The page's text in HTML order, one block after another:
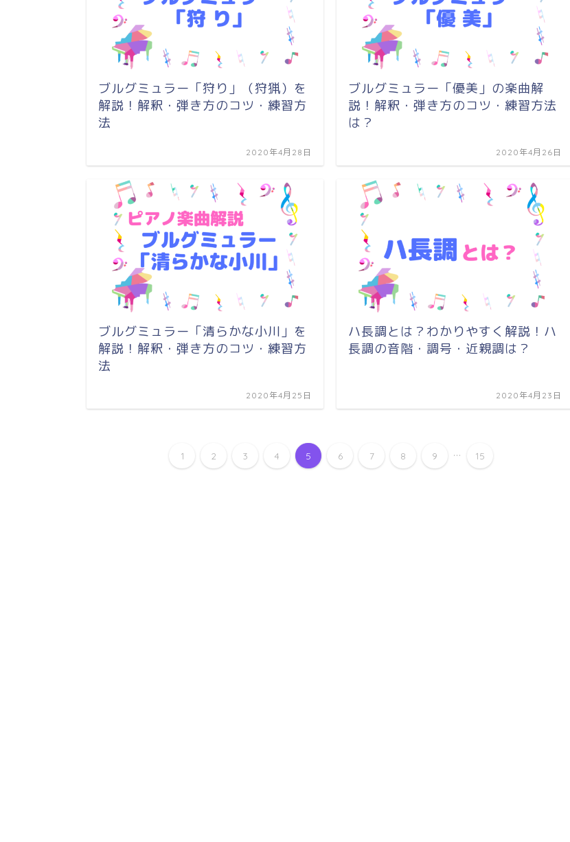
ブルグミュラー「狩り」（狩猟）を
解説！解釈・弾き方のコツ・練習方
法
2020年4月28日
ブルグミュラー「優美」の楽曲解
説！解釈・弾き方のコツ・練習方法
は？
2020年4月26日
ブルグミュラー「清らかな小川」を
解説！解釈・弾き方のコツ・練習方
法
2020年4月25日
ハ長調とは？わかりやすく解説！ハ
長調の音階・調号・近親調は？
2020年4月23日
1 2 3 4 5 6 7 8 9 ... 15